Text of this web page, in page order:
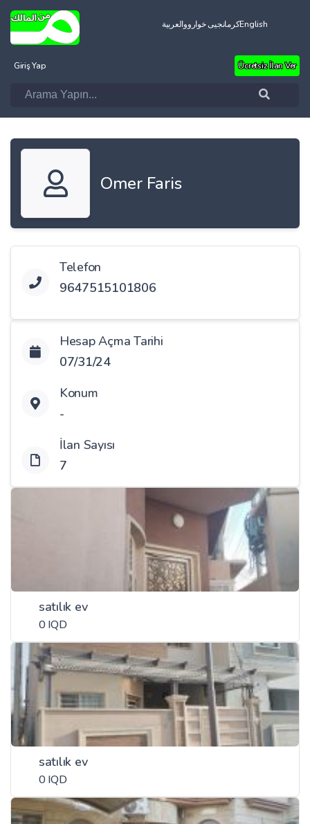
العربيةکرمانجیی خوارووEnglish
Giriş Yap Ücretsiz İlan Ver
Omer Faris
Telefon
9647515101806
Hesap Açma Tarihi
07/31/24
Konum
-
İlan Sayısı
7
satılık ev
0 IQD
satılık ev
0 IQD